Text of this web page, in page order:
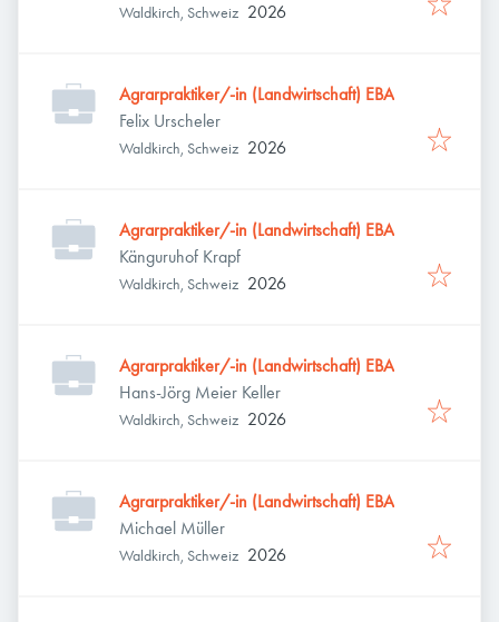
Waldkirch, Schweiz 2026
Agrarpraktiker/-in (Landwirtschaft) EBA
Felix Urscheler
Waldkirch, Schweiz 2026
Agrarpraktiker/-in (Landwirtschaft) EBA
Känguruhof Krapf
Waldkirch, Schweiz 2026
Agrarpraktiker/-in (Landwirtschaft) EBA
Hans-Jörg Meier Keller
Waldkirch, Schweiz 2026
Agrarpraktiker/-in (Landwirtschaft) EBA
Michael Müller
Waldkirch, Schweiz 2026